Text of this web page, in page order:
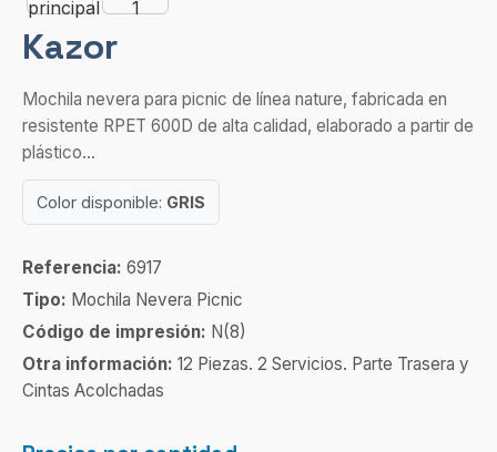
Kazor
Mochila nevera para picnic de línea nature, fabricada en
resistente RPET 600D de alta calidad, elaborado a partir de
plástico...
Color disponible: GRIS
Referencia: 6917
Tipo: Mochila Nevera Picnic
Código de impresión: N(8)
Otra información: 12 Piezas. 2 Servicios. Parte Trasera y
Cintas Acolchadas